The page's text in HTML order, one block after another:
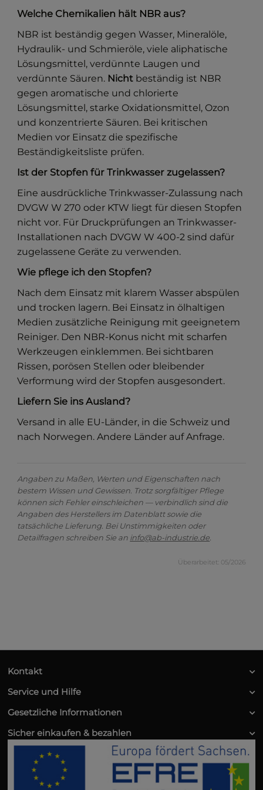
Welche Chemikalien hält NBR aus?
NBR ist beständig gegen Wasser, Mineralöle,
Hydraulik- und Schmieröle, viele aliphatische
Lösungsmittel, verdünnte Laugen und
verdünnte Säuren. Nicht beständig ist NBR
gegen aromatische und chlorierte
Lösungsmittel, starke Oxidationsmittel, Ozon
und konzentrierte Säuren. Bei kritischen
Medien vor Einsatz die spezifische
Beständigkeitsliste prüfen.
Ist der Stopfen für Trinkwasser zugelassen?
Eine ausdrückliche Trinkwasser-Zulassung nach
DVGW W 270 oder KTW liegt für diesen Stopfen
nicht vor. Für Druckprüfungen an Trinkwasser-
Installationen nach DVGW W 400-2 sind dafür
zugelassene Geräte zu verwenden.
Wie pflege ich den Stopfen?
Nach dem Einsatz mit klarem Wasser abspülen
und trocken lagern. Bei Einsatz in ölhaltigen
Medien zusätzliche Reinigung mit geeignetem
Reiniger. Den NBR-Konus nicht mit scharfen
Werkzeugen einklemmen. Bei sichtbaren
Rissen, porösen Stellen oder bleibender
Verformung wird der Stopfen ausgesondert.
Liefern Sie ins Ausland?
Versand in alle EU-Länder, in die Schweiz und
nach Norwegen. Andere Länder auf Anfrage.
Angaben zu Maßen, Werten und Eigenschaften nach
bestem Wissen und Gewissen. Trotz sorgfältiger Pflege
können sich Fehler einschleichen — verbindlich sind die
Angaben des Herstellers im Datenblatt sowie die
tatsächliche Lieferung. Bei Unstimmigkeiten oder
Detailfragen schreiben Sie an info@ab-industrie.de.
Überarbeitet: 05/2026
Kontakt
Service und Hilfe
Gesetzliche Informationen
Sicher einkaufen & bezahlen